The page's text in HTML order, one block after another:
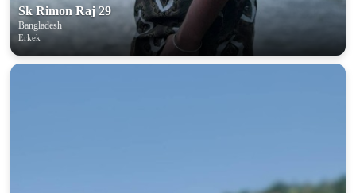
Sk Rimon Raj 29
Bangladesh
Erkek